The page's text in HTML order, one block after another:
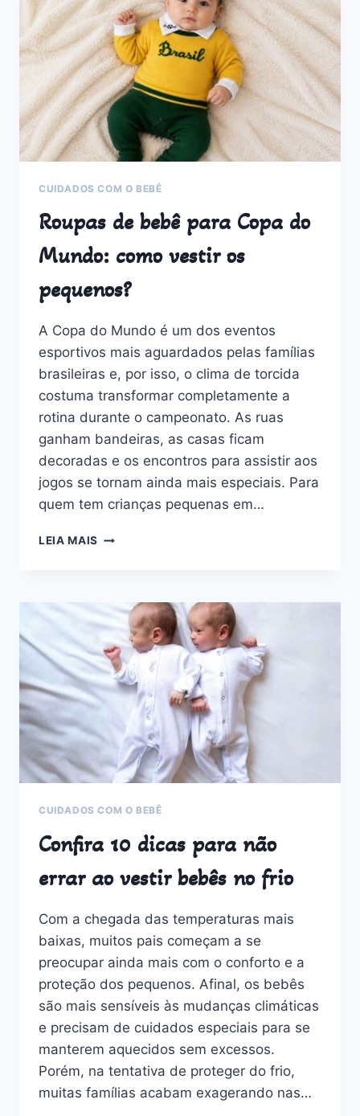
COM
SIGNIFICADOS
MARCANTES
QUE
VOCÊ
VAI
AMAR
CUIDADOS COM O BEBÊ
Roupas de bebê para Copa do
Mundo: como vestir os
pequenos?
A Copa do Mundo é um dos eventos
esportivos mais aguardados pelas famílias
brasileiras e, por isso, o clima de torcida
costuma transformar completamente a
rotina durante o campeonato. As ruas
ganham bandeiras, as casas ficam
decoradas e os encontros para assistir aos
jogos se tornam ainda mais especiais. Para
quem tem crianças pequenas em…
LEIA MAIS ROUPAS
DO
MUNDO:
COMO
VESTIR
OS
PEQUENOS?
CUIDADOS COM O BEBÊ
Confira 10 dicas para não
errar ao vestir bebês no frio
Com a chegada das temperaturas mais
baixas, muitos pais começam a se
preocupar ainda mais com o conforto e a
proteção dos pequenos. Afinal, os bebês
são mais sensíveis às mudanças climáticas
e precisam de cuidados especiais para se
manterem aquecidos sem excessos.
Porém, na tentativa de proteger do frio,
muitas famílias acabam exagerando nas…